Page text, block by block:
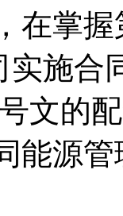
在掌
实施合
文的
能源